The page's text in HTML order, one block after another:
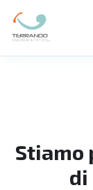
Stiamo
di